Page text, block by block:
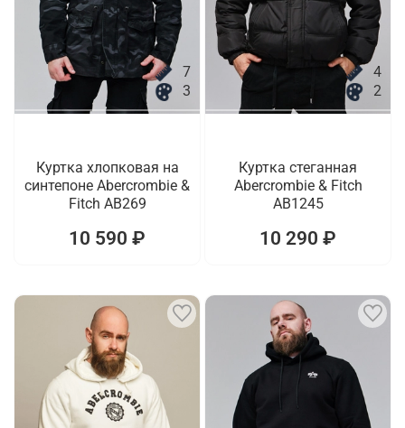
7
3
Куртка хлопковая на
синтепоне Abercrombie &
Fitch AB269
10 590 ₽
4
2
Куртка стеганная
Abercrombie & Fitch
AB1245
10 290 ₽